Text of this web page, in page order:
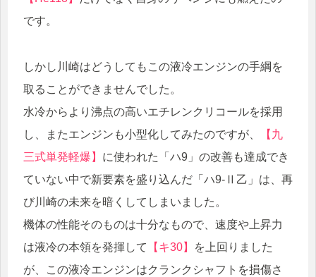
です。
しかし川崎はどうしてもこの液冷エンジンの手綱を
取ることができませんでした。
水冷からより沸点の高いエチレンクリコールを採用
し、またエンジンも小型化してみたのですが、
【九
三式単発軽爆】 に使われた「ハ9」の改善も達成でき
ていない中で新要素を盛り込んだ「ハ9-Ⅱ乙」は、再
び川崎の未来を暗くしてしまいました。
機体の性能そのものは十分なもので、速度や上昇力
は液冷の本領を発揮して
【キ30】
を上回りました
が、この液冷エンジンはクランクシャフトを損傷さ